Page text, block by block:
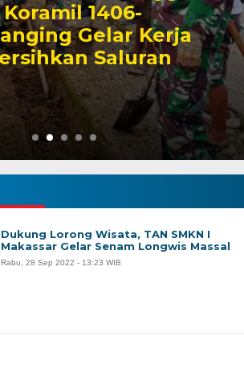
Triwulan II 2026,
Pendapatan Makassar
Capai 49 Persen,
Rp130 Miliar
Dukung Lorong Wisata, TAN SMKN I
Makassar Gelar Senam Longwis Massal
Rabu, 28 Sep 2022 - 13:23 WIB